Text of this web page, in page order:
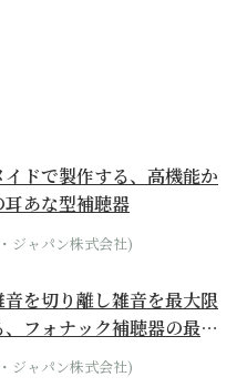
ドで製作する、高機能か
あな型補聴器
ジャパン株式会社)
音を切り離し雑音を最大限
、フォナック補聴器の最上
ジャパン株式会社)